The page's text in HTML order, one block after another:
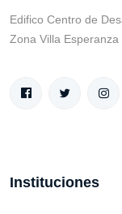
Edifico Centro de
Zona Villa Esperanza
Instituciones